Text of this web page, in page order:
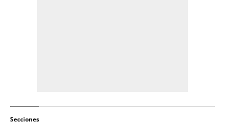
Secciones